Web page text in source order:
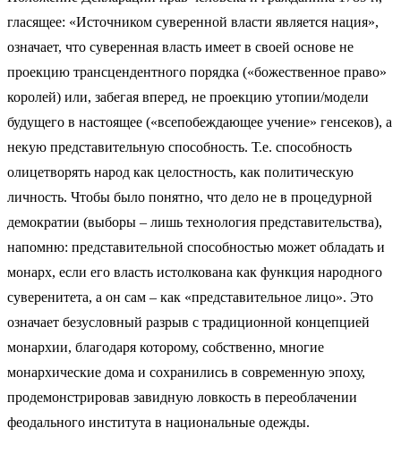
гласящее: «Источником суверенной власти является нация»,
означает, что суверенная власть имеет в своей основе не
проекцию трансцендентного порядка («божественное право»
королей) или, забегая вперед, не проекцию утопии/модели
будущего в настоящее («всепобеждающее учение» генсеков), а
некую представительную способность. Т.е. способность
олицетворять народ как целостность, как политическую
личность. Чтобы было понятно, что дело не в процедурной
демократии (выборы – лишь технология представительства),
напомню: представительной способностью может обладать и
монарх, если его власть истолкована как функция народного
суверенитета, а он сам – как «представительное лицо». Это
означает безусловный разрыв с традиционной концепцией
монархии, благодаря которому, собственно, многие
монархические дома и сохранились в современную эпоху,
продемонстрировав завидную ловкость в переоблачении
феодального института в национальные одежды.